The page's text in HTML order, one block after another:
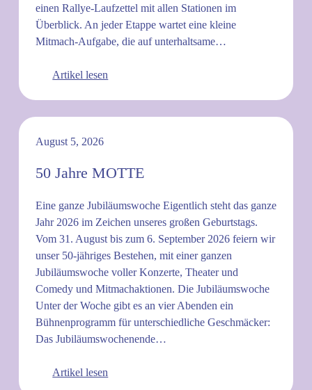
einen Rallye-Laufzettel mit allen Stationen im
Überblick. An jeder Etappe wartet eine kleine
Mitmach-Aufgabe, die auf unterhaltsame…
Artikel lesen
August 5, 2026
50 Jahre MOTTE
Eine ganze Jubiläumswoche Eigentlich steht das ganze
Jahr 2026 im Zeichen unseres großen Geburtstags.
Vom 31. August bis zum 6. September 2026 feiern wir
unser 50-jähriges Bestehen, mit einer ganzen
Jubiläumswoche voller Konzerte, Theater und
Comedy und Mitmachaktionen. Die Jubiläumswoche
Unter der Woche gibt es an vier Abenden ein
Bühnenprogramm für unterschiedliche Geschmäcker:
Das Jubiläumswochenende…
Artikel lesen